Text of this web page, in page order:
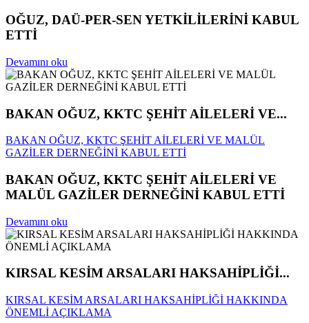
OĞUZ, DAÜ-PER-SEN YETKİLİLERİNİ KABUL
ETTİ
Devamını oku
BAKAN OĞUZ, KKTC ŞEHİT AİLELERİ VE...
BAKAN OĞUZ, KKTC ŞEHİT AİLELERİ VE MALÜL
GAZİLER DERNEĞİNİ KABUL ETTİ
BAKAN OĞUZ, KKTC ŞEHİT AİLELERİ VE
MALÜL GAZİLER DERNEĞİNİ KABUL ETTİ
Devamını oku
KIRSAL KESİM ARSALARI HAKSAHİPLİĞİ...
KIRSAL KESİM ARSALARI HAKSAHİPLİĞİ HAKKINDA
ÖNEMLİ AÇIKLAMA